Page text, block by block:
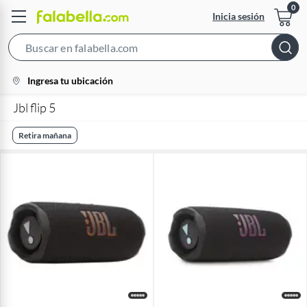
Inicia sesión
Bar
location-
icon
Ingresa tu ubicación
Jbl flip 5
Retira mañana